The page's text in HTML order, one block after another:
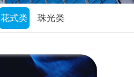
花式类 珠光类